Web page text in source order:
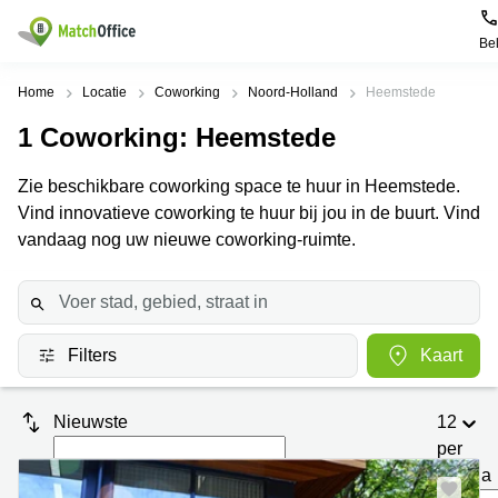
Bel
Huren / Verhuren
Productpagina's
Kantoorruimten
Business
Centers
Coworking
Spaces
Vergaderruimten
Virtueel
Kantoor
Bedrijfsruimte
Populaire
Alkmaar
Amsterdam
Amsterdam
Westpoort
Bergen
op
Breda
Populaire
Kantoorruimte
in Breda
huren
Bergen
op
Zoom
Kantoor
Tiel
Kantoor
huren
Help
Over ons
Huurprijs
Log in
Home Locatie Coworking Noord-Holland Heemstede
1 Coworking: Heemstede
Zie beschikbare coworking space te huur in Heemstede.
Vind innovatieve coworking te huur bij jou in de buurt. Vind
vandaag nog uw nieuwe coworking-ruimte.
Filters Kaart
Nieuwste
12
per
pagina